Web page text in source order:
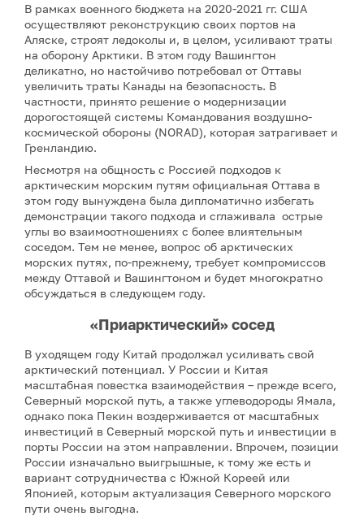
В рамках военного бюджета на 2020-2021 гг. США
осуществляют реконструкцию своих портов на
Аляске, строят ледоколы и, в целом, усиливают траты
на оборону Арктики. В этом году Вашингтон
деликатно, но настойчиво потребовал от Оттавы
увеличить траты Канады на безопасность. В
частности, принято решение о модернизации
дорогостоящей системы Командования воздушно-
космической обороны (NORAD), которая затрагивает и
Гренландию.
Несмотря на общность с Россией подходов к
арктическим морским путям официальная Оттава в
этом году вынуждена была дипломатично избегать
демонстрации такого подхода и сглаживала острые
углы во взаимоотношениях с более влиятельным
соседом. Тем не менее, вопрос об арктических
морских путях, по-прежнему, требует компромиссов
между Оттавой и Вашингтоном и будет многократно
обсуждаться в следующем году.
«Приарктический» сосед
В уходящем году Китай продолжал усиливать свой
арктический потенциал. У России и Китая
масштабная повестка взаимодействия – прежде всего,
Северный морской путь, а также углеводороды Ямала,
однако пока Пекин воздерживается от масштабных
инвестиций в Северный морской путь и инвестиции в
порты России на этом направлении. Впрочем, позиции
России изначально выигрышные, к тому же есть и
вариант сотрудничества с Южной Кореей или
Японией, которым актуализация Северного морского
пути очень выгодна.